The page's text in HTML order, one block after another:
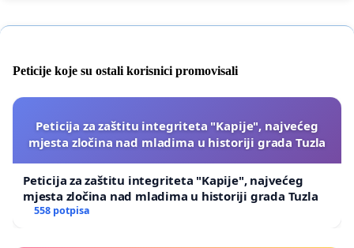
Peticije koje su ostali korisnici promovisali
Peticija za zaštitu integriteta "Kapije", najvećeg
mjesta zločina nad mladima u historiji grada Tuzla
Peticija za zaštitu integriteta "Kapije", najvećeg
mjesta zločina nad mladima u historiji grada Tuzla
558 potpisa